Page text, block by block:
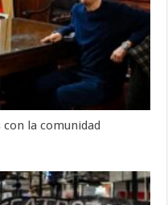
con la comunidad